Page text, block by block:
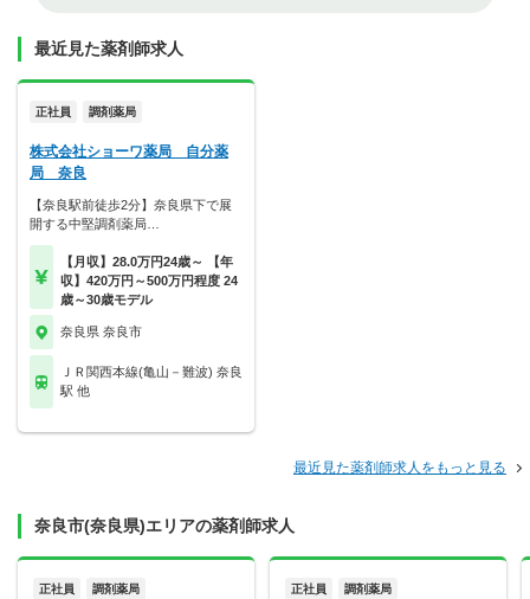
最近見た薬剤師求人
正社員 調剤薬局
株式会社ショーワ薬局 自分薬
局 奈良
【奈良駅前徒歩2分】奈良県下で展
開する中堅調剤薬局…
【月収】28.0万円24歳～ 【年
収】420万円～500万円程度 24
歳～30歳モデル
奈良県 奈良市
ＪＲ関西本線(亀山－難波) 奈良
駅 他
最近見た薬剤師求人をもっと見る
奈良市(奈良県)エリアの薬剤師求人
正社員 調剤薬局 正社員 調剤薬局